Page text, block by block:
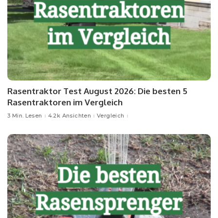
Rasentraktor Test August 2026: Die besten 5
Rasentraktoren im Vergleich
3 Min. Lesen 4.2k Ansichten Vergleich